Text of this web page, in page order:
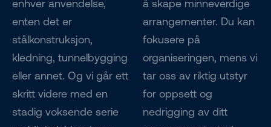
enhver anvendelse,
enten det er
stålkonstruksjon,
kledning, tunnelbygging
eller annet. Og vi går ett
skritt videre med en
stadig voksende serie
å skape minneverdige
arrangementer. Du kan
fokusere på
organiseringen, mens vi
tar oss av riktig utstyr
for oppsett og
nedrigging av ditt